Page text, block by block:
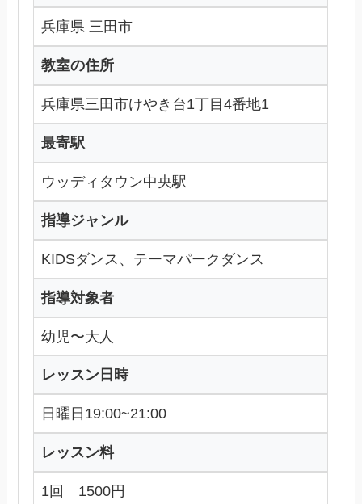
兵庫県 三田市
教室の住所
兵庫県三田市けやき台1丁目4番地1
最寄駅
ウッディタウン中央駅
指導ジャンル
KIDSダンス、テーマパークダンス
指導対象者
幼児〜大人
レッスン日時
日曜日19:00~21:00
レッスン料
1回 1500円